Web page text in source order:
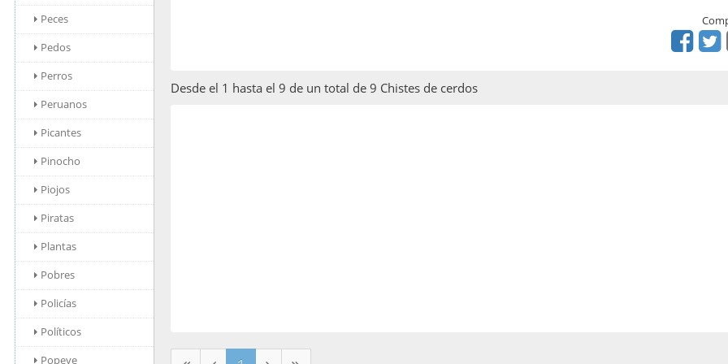
Peces
Pedos
Perros
Peruanos
Picantes
Pinocho
Piojos
Piratas
Plantas
Pobres
Policías
Políticos
Popeye
Desde el 1 hasta el 9 de un total de 9 Chistes de cerdos